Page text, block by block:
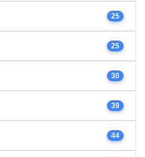
25
25
30
39
44